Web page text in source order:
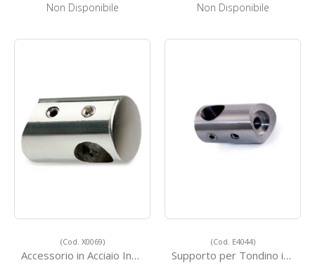
Non Disponibile Non Disponibile
(Cod. X0069)
Accessorio in Acciaio Inox Lucido X0069
(Cod. E4044)
Supporto per Tondino in Acciaio E4044